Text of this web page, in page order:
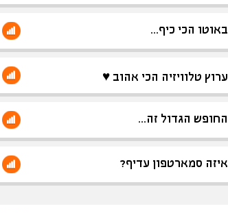
באוטו הכי כיף...
ערוץ טלוויזיה הכי אהוב ♥
החופש הגדול זה...
איזה סמארטפון עדיף?